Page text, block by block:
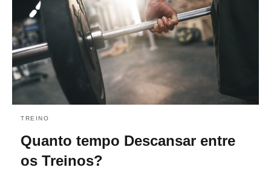
TREINO
Quanto tempo Descansar entre
os Treinos?